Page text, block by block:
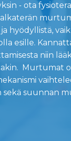
- ota
hyödyllistä,
esille.
niin
Murtumat
suunnan